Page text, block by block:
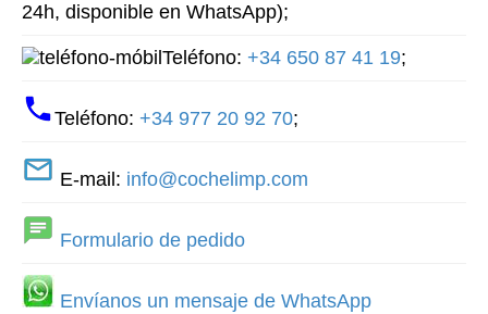
24h, disponible en WhatsApp);
Teléfono: +34 650 87 41 19;
Teléfono: +34 977 20 92 70;
E-mail: info@cochelimp.com
Formulario de pedido
Envíanos un mensaje de WhatsApp